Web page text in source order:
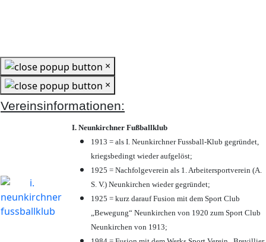
×
×
Vereinsinformationen:
I. Neunkirchner Fußballklub
1913 = als I. Neunkirchner Fussball-Klub gegründet,
kriegsbedingt wieder aufgelöst;
1925 = Nachfolgeverein als 1. Arbeitersportverein (A.
S. V.) Neunkirchen wieder gegründet;
1925 = kurz darauf Fusion mit dem Sport Club
„Bewegung“ Neunkirchen von 1920 zum Sport Club
Neunkirchen von 1913;